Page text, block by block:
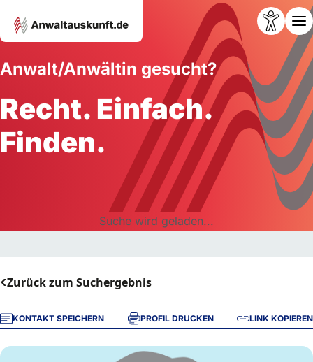
Anwalt/Anwältin gesucht?
Recht. Einfach.
Finden.
Suche wird geladen...
Zurück zum Suchergebnis
KONTAKT SPEICHERN PROFIL DRUCKEN LINK KOPIEREN